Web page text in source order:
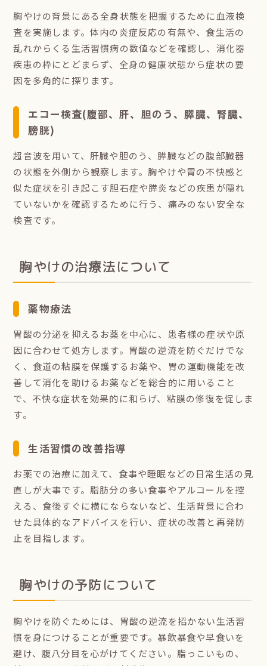
胸やけの背景にある全身状態を把握するために血液検
査を実施します。体内の炎症反応の有無や、食生活の
乱れからくる生活習慣病の数値などを確認し、消化器
疾患の枠にとどまらず、全身の健康状態から症状の要
因を多角的に探ります。
エコー検査(腹部、肝、胆のう、膵臓、腎臓、
膀胱)
超音波を用いて、肝臓や胆のう、膵臓などの腹部臓器
の状態を外側から観察します。胸やけや胃の不快感と
似た症状を引き起こす胆石症や膵炎などの疾患が隠れ
ていないかを確認するために行う、痛みのない安全な
検査です。
胸やけの治療法について
薬物療法
胃酸の分泌を抑えるお薬を中心に、患者様の症状や原
因に合わせて処方します。胃酸の逆流を防ぐだけでな
く、食道の粘膜を保護するお薬や、胃の運動機能を改
善して消化を助けるお薬などを総合的に用いること
で、不快な症状を効果的に和らげ、粘膜の修復を促しま
す。
生活習慣の改善指導
お薬での治療に加えて、食事や睡眠などの日常生活の見
直しが大事です。脂肪分の多い食事やアルコールを控
える、食後すぐに横にならないなど、生活背景に合わ
せた具体的なアドバイスを行い、症状の改善と再発防
止を目指します。
胸やけの予防について
胸やけを防ぐためには、胃酸の逆流を招かない生活習
慣を身につけることが重要です。暴飲暴食や早食いを
避け、腹八分目を心がけてください。脂っこいもの、